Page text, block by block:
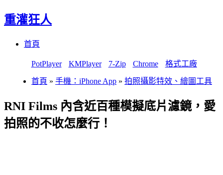
重灌狂人
首頁
PotPlayer KMPlayer 7-Zip Chrome 格式工廠
首頁 » 手機：iPhone App » 拍照攝影特效、繪圖工具
RNI Films 內含近百種模擬底片濾鏡，愛
拍照的不收怎麼行！